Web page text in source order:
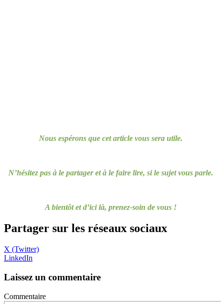
Nous espérons que cet article vous sera utile.
N’hésitez pas à le partager et à le faire lire, si le sujet vous parle.
A bientôt et d’ici là, prenez-soin de vous !
Partager sur les réseaux sociaux
X (Twitter)
LinkedIn
Laissez un commentaire
Commentaire